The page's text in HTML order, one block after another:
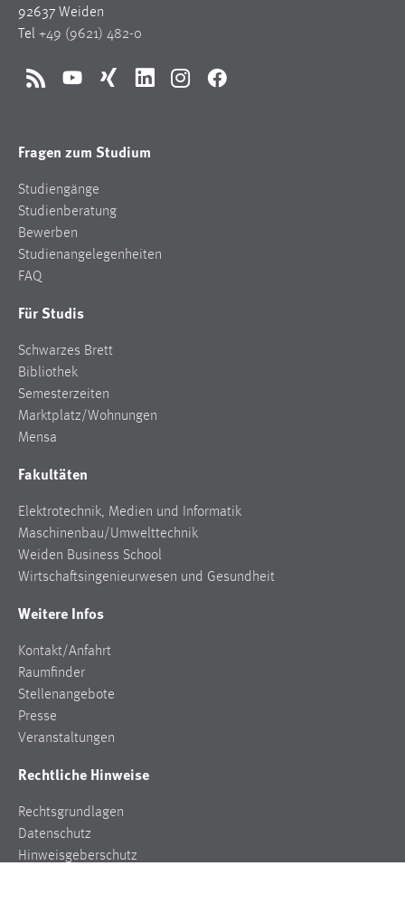
92637 Weiden
Tel +49 (9621) 482-0
RSS YouTubeXing LinkedInInstagramFacebook
Fragen zum Studium
Studiengänge
Studienberatung
Bewerben
Studienangelegenheiten
FAQ
Für Studis
Schwarzes Brett
Bibliothek
Semesterzeiten
Marktplatz/Wohnungen
Mensa
Fakultäten
Elektrotechnik, Medien und Informatik
Maschinenbau/Umwelttechnik
Weiden Business School
Wirtschaftsingenieurwesen und Gesundheit
Weitere Infos
Kontakt/Anfahrt
Raumfinder
Stellenangebote
Presse
Veranstaltungen
Rechtliche Hinweise
Rechtsgrundlagen
Datenschutz
Hinweisgeberschutz
Name:
_pk_ref, _pk_cvar, _pk_id, _pk_ses
Zweck:
Max. 13 Monate
MARKETING
Marketing Cookies werden von Drittanbietern
hinweg verfolgen.
Google Ads
Name:
_gcl_au
Conversion-Tracking
Cookie Laufzeit:
3 Monate
Facebook Pixel
Name:
_fbp
Facebook
Zweck:
Cookie Laufzeit:
3 Monate